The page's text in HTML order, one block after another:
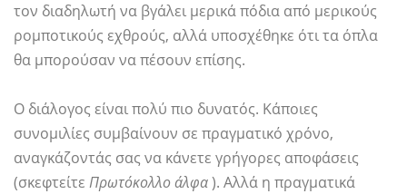
τον διαδηλωτή να βγάλει μερικά πόδια από μερικούς
ρομποτικούς εχθρούς, αλλά υποσχέθηκε ότι τα όπλα
θα μπορούσαν να πέσουν επίσης.
Ο διάλογος είναι πολύ πιο δυνατός. Κάποιες
συνομιλίες συμβαίνουν σε πραγματικό χρόνο,
αναγκάζοντάς σας να κάνετε γρήγορες αποφάσεις
(σκεφτείτε Πρωτόκολλο άλφα). Αλλά η πραγματικά